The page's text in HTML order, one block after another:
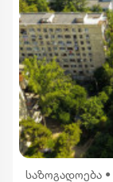
საზოგადოება •